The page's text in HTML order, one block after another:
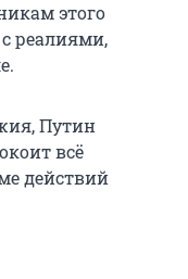
этого
с реалиями,
Путин
всё
действий